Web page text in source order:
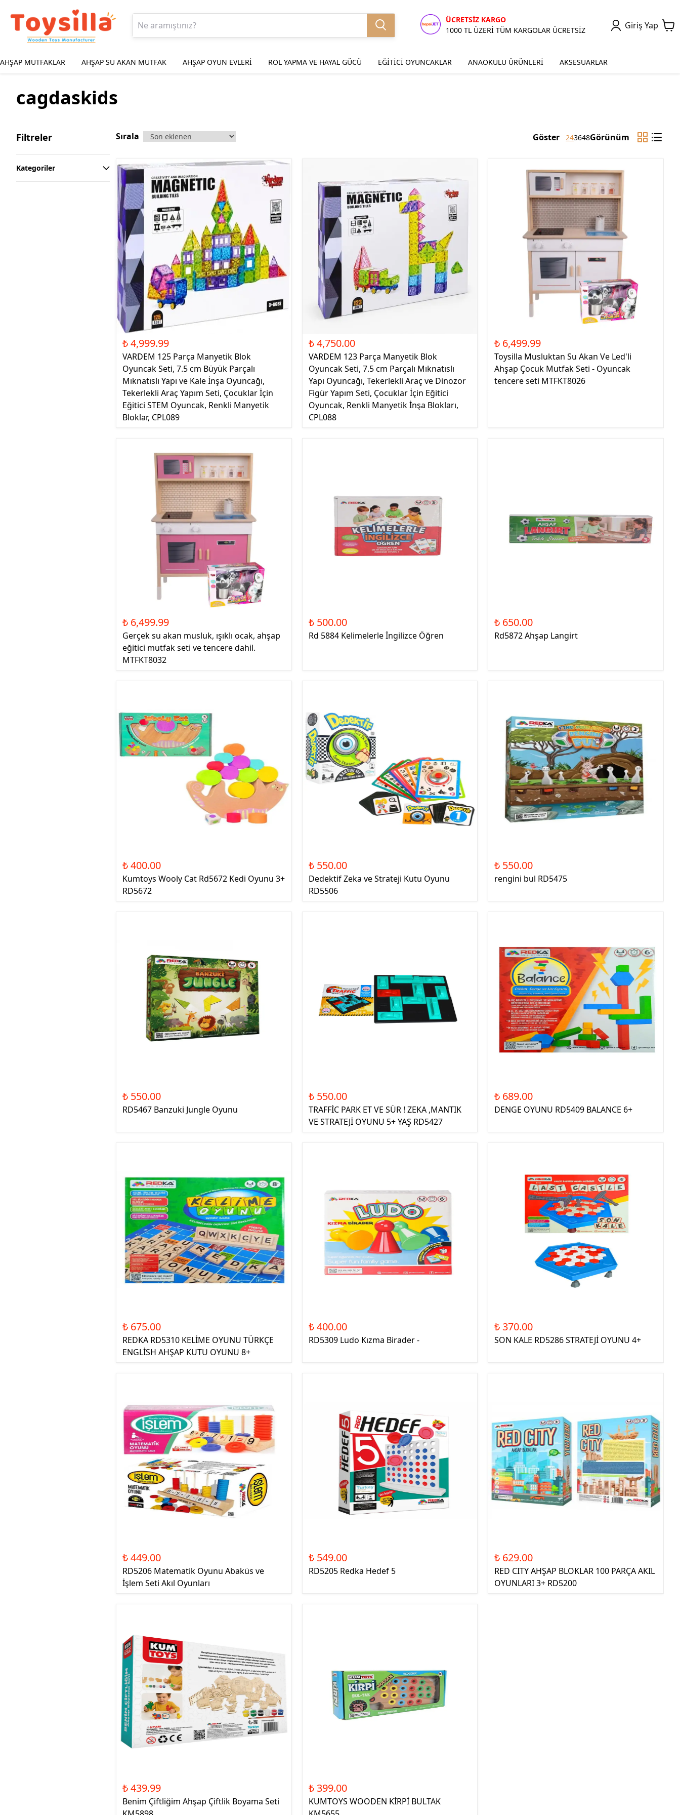
ÜCRETSİZ KARGO
1000 TL ÜZERİ TÜM KARGOLAR ÜCRETSİZ
Giriş Yap
AHŞAP MUTFAKLAR AHŞAP SU AKAN MUTFAK AHŞAP OYUN EVLERİ ROL YAPMA VE HAYAL GÜCÜ EĞİTİCİ OYUNCAKLAR ANAOKULU ÜRÜNLERİ AKSESUARLAR
cagdaskids
Filtreler
Kategoriler
Sırala Göster 243648Görünüm
₺ 4,999.99
VARDEM 125 Parça Manyetik Blok
Oyuncak Seti, 7.5 cm Büyük Parçalı
Mıknatıslı Yapı ve Kale İnşa Oyuncağı,
Tekerlekli Araç Yapım Seti, Çocuklar İçin
Eğitici STEM Oyuncak, Renkli Manyetik
Bloklar, CPL089
₺ 4,750.00
VARDEM 123 Parça Manyetik Blok
Oyuncak Seti, 7.5 cm Parçalı Mıknatıslı
Yapı Oyuncağı, Tekerlekli Araç ve Dinozor
Figür Yapım Seti, Çocuklar İçin Eğitici
Oyuncak, Renkli Manyetik İnşa Blokları,
CPL088
₺ 6,499.99
Toysilla Musluktan Su Akan Ve Led'li
Ahşap Çocuk Mutfak Seti - Oyuncak
tencere seti MTFKT8026
₺ 6,499.99
Gerçek su akan musluk, ışıklı ocak, ahşap
eğitici mutfak seti ve tencere dahil.
MTFKT8032
₺ 500.00
Rd 5884 Kelimelerle İngilizce Öğren
₺ 650.00
Rd5872 Ahşap Langirt
₺ 400.00
Kumtoys Wooly Cat Rd5672 Kedi Oyunu 3+
RD5672
₺ 550.00
Dedektif Zeka ve Strateji Kutu Oyunu
RD5506
₺ 550.00
rengini bul RD5475
₺ 550.00
RD5467 Banzuki Jungle Oyunu
₺ 550.00
TRAFFİC PARK ET VE SÜR ! ZEKA ,MANTIK
VE STRATEJİ OYUNU 5+ YAŞ RD5427
₺ 689.00
DENGE OYUNU RD5409 BALANCE 6+
₺ 675.00
REDKA RD5310 KELİME OYUNU TÜRKÇE
ENGLİSH AHŞAP KUTU OYUNU 8+
₺ 400.00
RD5309 Ludo Kızma Birader -
₺ 370.00
SON KALE RD5286 STRATEJİ OYUNU 4+
₺ 449.00
RD5206 Matematik Oyunu Abaküs ve
İşlem Seti Akıl Oyunları
₺ 549.00
RD5205 Redka Hedef 5
₺ 629.00
RED CITY AHŞAP BLOKLAR 100 PARÇA AKIL
OYUNLARI 3+ RD5200
₺ 439.99
Benim Çiftliğim Ahşap Çiftlik Boyama Seti
₺ 399.00
KUMTOYS WOODEN KİRPİ BULTAK